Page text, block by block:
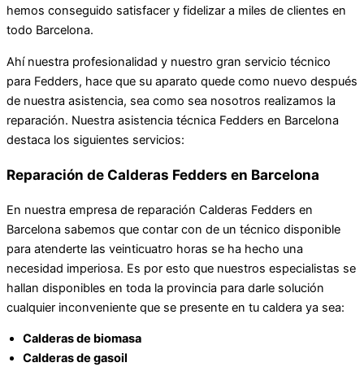
hemos conseguido satisfacer y fidelizar a miles de clientes en
todo Barcelona.
Ahí nuestra profesionalidad y nuestro gran servicio técnico
para Fedders, hace que su aparato quede como nuevo después
de nuestra asistencia, sea como sea nosotros realizamos la
reparación. Nuestra asistencia técnica Fedders en Barcelona
destaca los siguientes servicios:
Reparación de Calderas Fedders en Barcelona
En nuestra empresa de reparación Calderas Fedders en
Barcelona sabemos que contar con de un técnico disponible
para atenderte las veinticuatro horas se ha hecho una
necesidad imperiosa. Es por esto que nuestros especialistas se
hallan disponibles en toda la provincia para darle solución
cualquier inconveniente que se presente en tu caldera ya sea:
Calderas de biomasa
Calderas de gasoil